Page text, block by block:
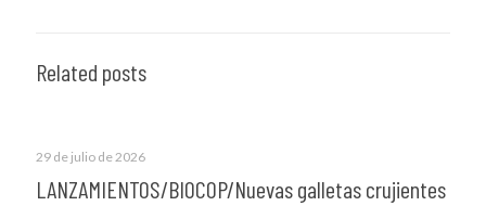
Related posts
29 de julio de 2026
LANZAMIENTOS/BIOCOP/Nuevas galletas crujientes